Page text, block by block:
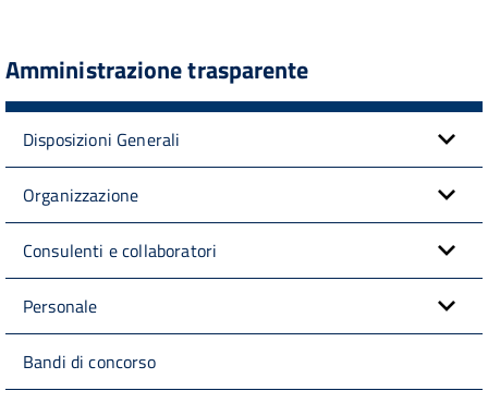
Amministrazione trasparente
Disposizioni Generali
Organizzazione
Consulenti e collaboratori
Personale
Bandi di concorso